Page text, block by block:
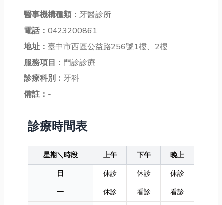
醫事機構種類： 牙醫診所
電話： 0423200861
地址： 臺中市西區公益路256號1樓、2樓
服務項目： 門診診療
診療科別： 牙科
備註： -
診療時間表
星期＼時段 上午 下午
晚上
日
休診 休診
休診
一
休診 看診
看診